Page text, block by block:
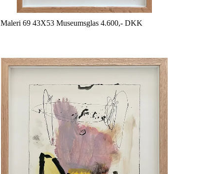
Maleri 69 43X53 Museumsglas 4.600,- DKK